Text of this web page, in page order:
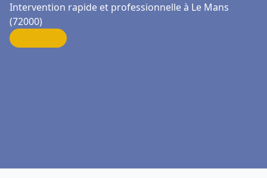
Intervention rapide et professionnelle à Le Mans
(72000)